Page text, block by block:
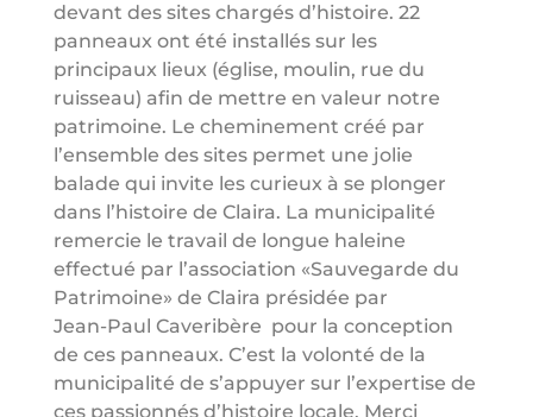
devant des sites chargés d’histoire. 22
panneaux ont été installés sur les
principaux lieux (église, moulin, rue du
ruisseau) afin de mettre en valeur notre
patrimoine. Le cheminement créé par
l’ensemble des sites permet une jolie
balade qui invite les curieux à se plonger
dans l’histoire de Claira. La municipalité
remercie le travail de longue haleine
effectué par l’association «Sauvegarde du
Patrimoine» de Claira présidée par
Jean-Paul Caveribère pour la conception
de ces panneaux. C’est la volonté de la
municipalité de s’appuyer sur l’expertise de
ces passionnés d’histoire locale. Merci